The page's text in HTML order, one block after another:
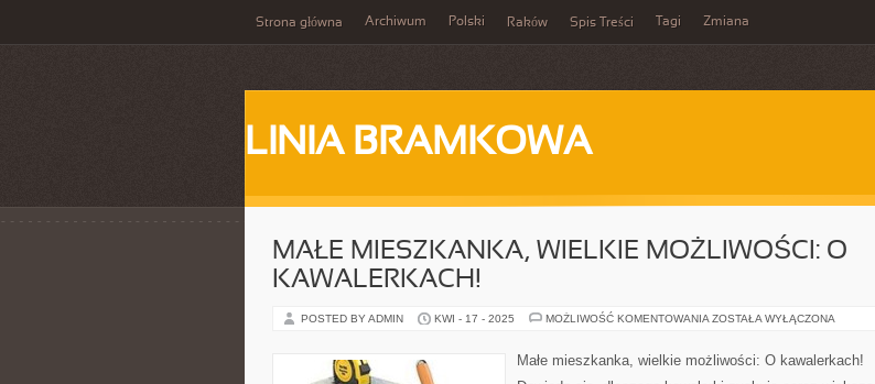
Strona główna Archiwum Polski Raków Spis Treści Tagi Zmiana
LINIA BRAMKOWA
MAŁE MIESZKANKA, WIELKIE MOŻLIWOŚCI: O
KAWALERKACH!
POSTED BY ADMIN KWI - 17 - 2025 MOŻLIWOŚĆ KOMENTOWANIA MAŁE
MOŻLIWOŚCI:
O
ZOSTAŁA WYŁĄCZONA
Małe mieszkanka, wielkie możliwości: O kawalerkach!